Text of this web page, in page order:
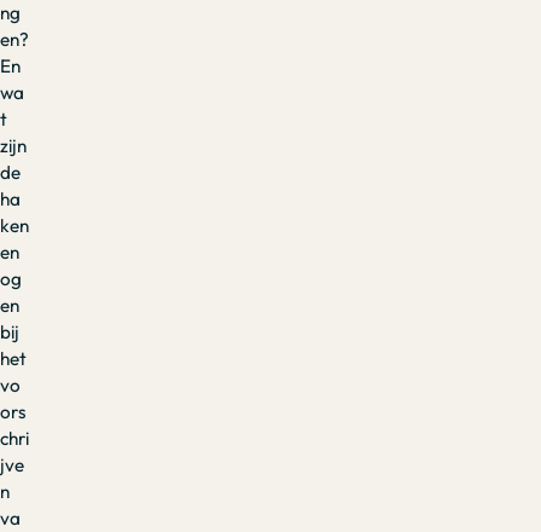
ng
en?
En
wa
t
zijn
de
ha
ken
en
og
en
bij
het
vo
ors
chri
jve
n
va